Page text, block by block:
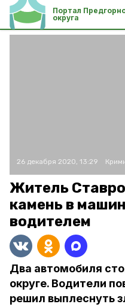
Портал
округа
26 декабря 2020, 13:29
Житель
камень в
водителем
Два автомобиля
округе. Водители
решил выплеснуть